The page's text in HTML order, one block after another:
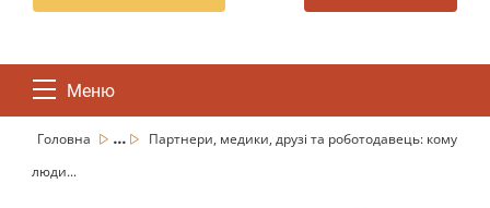
Меню
Головна ...
Партнери, медики, друзі та роботодавець: кому
люди...